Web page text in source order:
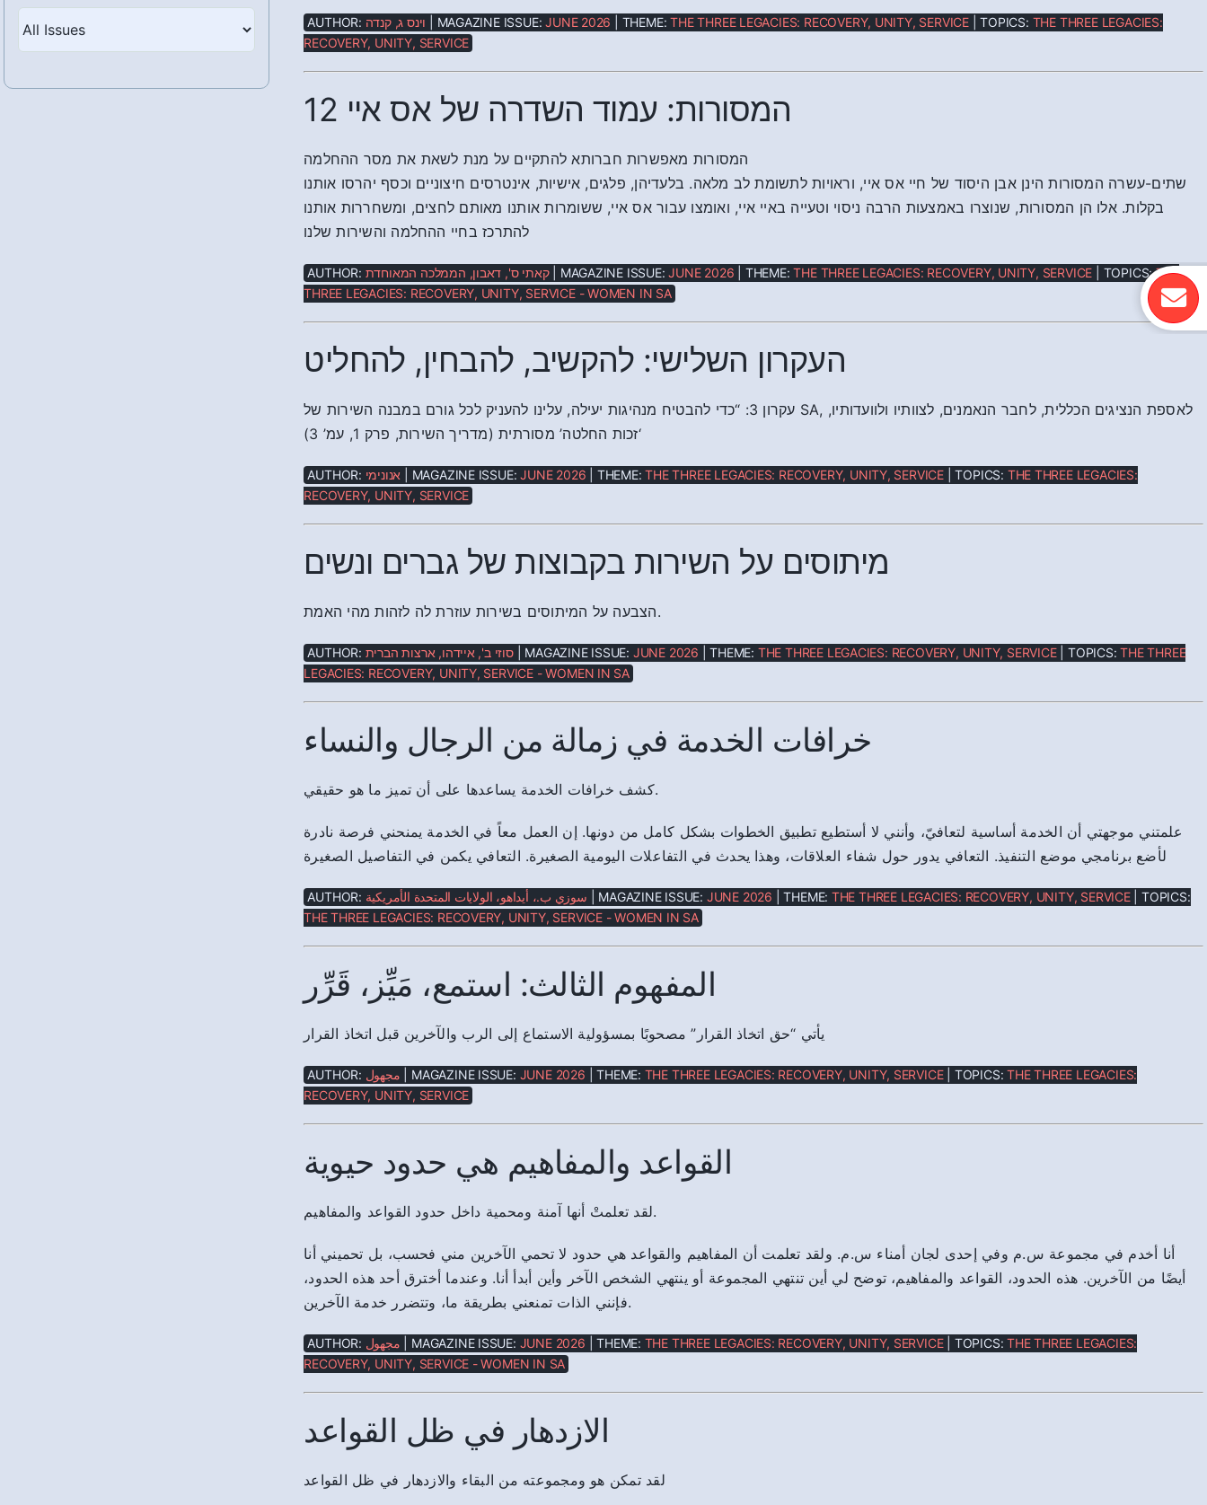
AUTHOR: וינס ג, קנדה | MAGAZINE ISSUE:JUNE 2026 | THEME:THE THREE LEGACIES: RECOVERY, UNITY, SERVICE| TOPICS: THE THREE LEGACIES:
RECOVERY, UNITY, SERVICE
12 המסורות: עמוד השדרה של אס איי
המסורות מאפשרות חברותא להתקיים על מנת לשאת את מסר ההחלמה
שתים-עשרה המסורות הינן אבן היסוד של חיי אס איי, וראויות לתשומת לב מלאה. בלעדיהן, פלגים, אישיות, אינטרסים חיצוניים וכסף יהרסו אותנו
בקלות. אלו הן המסורות, שנוצרו באמצעות הרבה ניסוי וטעייה באיי איי, ואומצו עבור אס איי, ששומרות אותנו מאותם לחצים, ומשחררות אותנו
להתרכז בחיי ההחלמה והשירות שלנו
AUTHOR: קאתי ס', דאבון, הממלכה המאוחדת| MAGAZINE ISSUE:JUNE 2026 | THEME:THE THREE LEGACIES: RECOVERY, UNITY, SERVICE | TOPICS:THE
THREE LEGACIES: RECOVERY, UNITY, SERVICE - WOMEN IN SA
העקרון השלישי: להקשיב, להבחין, להחליט
עקרון 3: “כדי להבטיח מנהיגות יעילה, עלינו להעניק לכל גורם במבנה השירות של SA, לאספת הנציגים הכללית, לחבר הנאמנים, לצוותיו ולוועדותיו,
‘זכות החלטה’ מסורתית (מדריך השירות, פרק 1, עמ’ 3)
AUTHOR: אנונימי | MAGAZINE ISSUE:JUNE 2026 | THEME:THE THREE LEGACIES: RECOVERY, UNITY, SERVICE | TOPICS: THE THREE LEGACIES:
RECOVERY, UNITY, SERVICE
מיתוסים על השירות בקבוצות של גברים ונשים
הצבעה על המיתוסים בשירות עוזרת לה לזהות מהי האמת.
AUTHOR: סוזי ב', איידהו, ארצות הברית| MAGAZINE ISSUE: JUNE 2026 | THEME: THE THREE LEGACIES: RECOVERY, UNITY, SERVICE| TOPICS:THE THREE
LEGACIES: RECOVERY, UNITY, SERVICE - WOMEN IN SA
خرافات الخدمة في زمالة من الرجال والنساء
كشف خرافات الخدمة يساعدها على أن تميز ما هو حقيقي.
علمتني موجهتي أن الخدمة أساسية لتعافيّ، وأنني لا أستطيع تطبيق الخطوات بشكل كامل من دونها. إن العمل معاً في الخدمة يمنحني فرصة نادرة
لأضع برنامجي موضع التنفيذ. التعافي يدور حول شفاء العلاقات، وهذا يحدث في التفاعلات اليومية الصغيرة. التعافي يكمن في التفاصيل الصغيرة
AUTHOR: سوزي ب.، أيداهو، الولايات المتحدة الأمريكية | MAGAZINE ISSUE: JUNE 2026 | THEME: THE THREE LEGACIES: RECOVERY, UNITY, SERVICE| TOPICS:
THE THREE LEGACIES: RECOVERY, UNITY, SERVICE - WOMEN IN SA
المفهوم الثالث: استمع، مَيِّز، قَرِّر
يأتي “حق اتخاذ القرار” مصحوبًا بمسؤولية الاستماع إلى الرب والآخرين قبل اتخاذ القرار
AUTHOR: مجهول | MAGAZINE ISSUE: JUNE 2026 | THEME: THE THREE LEGACIES: RECOVERY, UNITY, SERVICE| TOPICS:THE THREE LEGACIES:
RECOVERY, UNITY, SERVICE
القواعد والمفاهيم هي حدود حيوية
لقد تعلمتْ أنها آمنة ومحمية داخل حدود القواعد والمفاهيم.
أنا أخدم في مجموعة س.م وفي إحدى لجان أمناء س.م. ولقد تعلمت أن المفاهيم والقواعد هي حدود لا تحمي الآخرين مني فحسب، بل تحميني أنا
أيضًا من الآخرين. هذه الحدود، القواعد والمفاهيم، توضح لي أين تنتهي المجموعة أو ينتهي الشخص الآخر وأين أبدأ أنا. وعندما أخترق أحد هذه الحدود،
فإنني الذات تمنعني بطريقة ما، وتتضرر خدمة الآخرين.
AUTHOR: مجهول | MAGAZINE ISSUE: JUNE 2026 | THEME: THE THREE LEGACIES: RECOVERY, UNITY, SERVICE| TOPICS:THE THREE LEGACIES:
RECOVERY, UNITY, SERVICE - WOMEN IN SA
الازدهار في ظل القواعد
لقد تمكن هو ومجموعته من البقاء والازدهار في ظل القواعد